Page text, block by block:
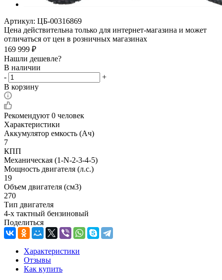
Артикул: ЦБ-00316869
Цена действительна только для интернет-магазина и может
отличаться от цен в розничных магазинах
169 999 ₽
Нашли дешевле?
В наличии
-
+
В корзину
Рекомендуют 0 человек
Характеристики
Аккумулятор емкость (Ач)
7
КПП
Механическая (1-N-2-3-4-5)
Мощность двигателя (л.с.)
19
Объем двигателя (см3)
270
Тип двигателя
4-х тактный бензиновый
Поделиться
Характеристики
Отзывы
Как купить